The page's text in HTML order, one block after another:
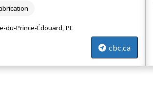
du-Prince-Édouard, PE
cbc.ca